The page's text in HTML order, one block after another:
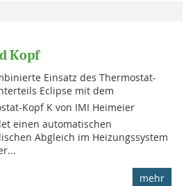
Kopf
Einsatz des Thermostat-
Eclipse mit dem
Kopf K von IMI Heimeier
einen automatischen
Abgleich im Heizungssystem
mehr